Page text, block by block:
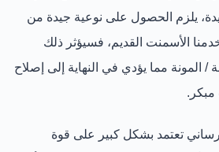
يلزم الحصول على نوعية جيدة من
الأسمنت القديم، فسيؤثر ذلك
/ المونة مما يؤدي في النهاية إلى إصلاح
مبكر.
تعتمد بشكل كبير على قوة